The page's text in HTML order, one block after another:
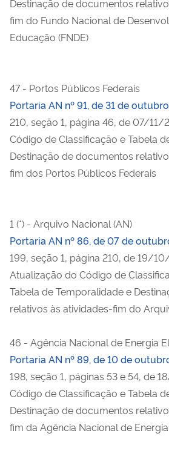
Destinação de documentos
fim do Fundo Nacional de
Educação (FNDE)
47 - Portos Públicos Federais
Portaria AN nº 91, de 31 de
210, seção 1, página 46, de 07/11/
Código de Classificação e Tabela
Destinação de documentos
fim dos Portos Públicos Federais
1 (*) - Arquivo Nacional (AN)
Portaria AN nº 86, de 07 de
199, seção 1, página 210, de 19/
Atualização do Código de
Tabela de Temporalidade e
relativos às atividades-fim do
46 - Agência Nacional de Energia
Portaria AN nº 89, de 10 de
198, seção 1, páginas 53 e 54, de
Código de Classificação e Tabela
Destinação de documentos
fim da Agência Nacional de